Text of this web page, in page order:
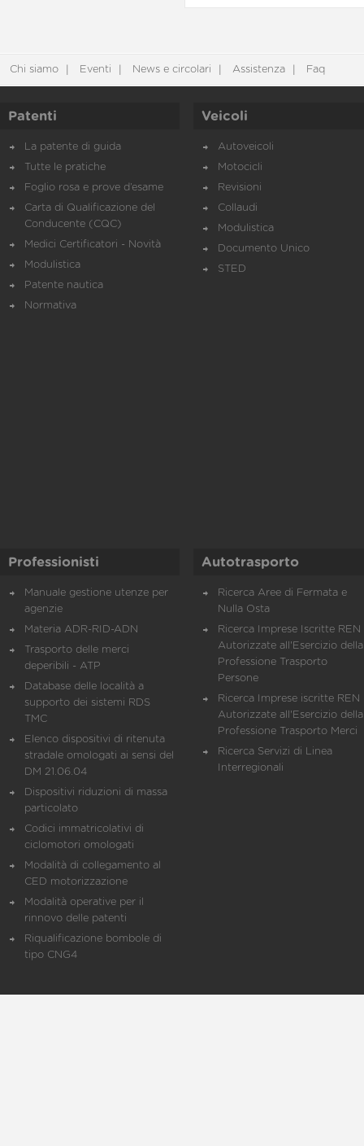
Chi siamo Eventi News e circolari Assistenza Faq
Patenti
La patente di guida
Tutte le pratiche
Foglio rosa e prove d’esame
Carta di Qualificazione del
Conducente (CQC)
Medici Certificatori - Novità
Modulistica
Patente nautica
Normativa
Veicoli
Autoveicoli
Motocicli
Revisioni
Collaudi
Modulistica
Documento Unico
STED
Professionisti
Manuale gestione utenze per
agenzie
Materia ADR-RID-ADN
Trasporto delle merci
deperibili - ATP
Database delle località a
supporto dei sistemi RDS
TMC
Elenco dispositivi di ritenuta
stradale omologati ai sensi del
DM 21.06.04
Dispositivi riduzioni di massa
particolato
Codici immatricolativi di
ciclomotori omologati
Modalità di collegamento al
CED motorizzazione
Modalità operative per il
rinnovo delle patenti
Riqualificazione bombole di
tipo CNG4
Autotrasporto
Ricerca Aree di Fermata e
Nulla Osta
Ricerca Imprese Iscritte REN
Autorizzate all'Esercizio della
Professione Trasporto
Persone
Ricerca Imprese iscritte REN
Autorizzate all'Esercizio della
Professione Trasporto Merci
Ricerca Servizi di Linea
Interregionali